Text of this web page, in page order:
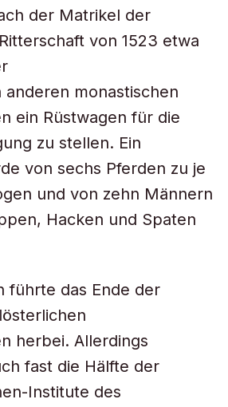
der Matrikel der
von 1523 etwa
anderen monastischen
ein Rüstwagen für die
zu stellen. Ein
von sechs Pferden zu je
und von zehn Männern
Hacken und Spaten
führte das Ende der
herbei. Allerdings
fast die Hälfte der
Institute des